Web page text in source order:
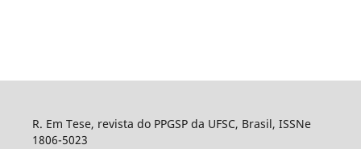
R. Em Tese, revista do PPGSP da UFSC, Brasil, ISSNe
1806-5023